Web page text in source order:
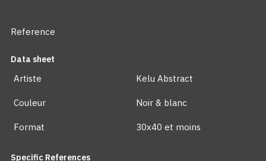
Reference
Data sheet
Artiste Kelu Abstract
Couleur Noir & blanc
Format 30x40 et moins
Specific References